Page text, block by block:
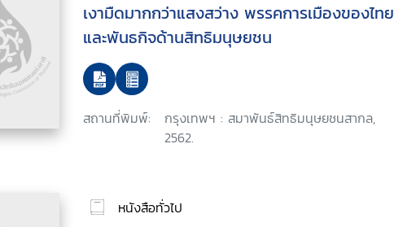
เงามืดมากกว่าแสงสว่าง พรรคการเมืองของไทย
และพันธกิจด้านสิทธิมนุษยชน
สถานที่พิมพ์:
กรุงเทพฯ : สมาพันธ์สิทธิมนุษยชนสากล,
2562.
หนังสือทั่วไป